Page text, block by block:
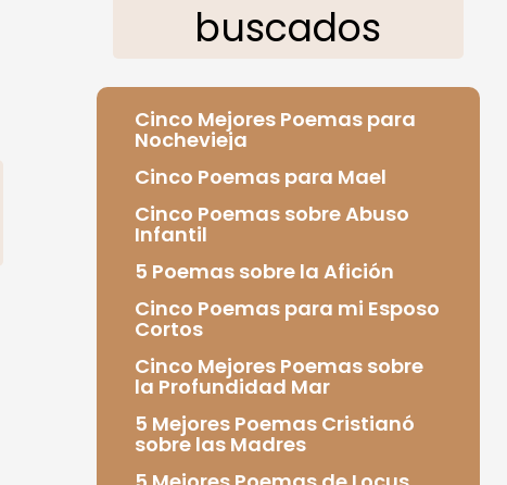
buscados
Cinco Mejores Poemas para
Nochevieja
Cinco Poemas para Mael
Cinco Poemas sobre Abuso
Infantil
5 Poemas sobre la Afición
Cinco Poemas para mi Esposo
Cortos
Cinco Mejores Poemas sobre
la Profundidad Mar
5 Mejores Poemas Cristianó
sobre las Madres